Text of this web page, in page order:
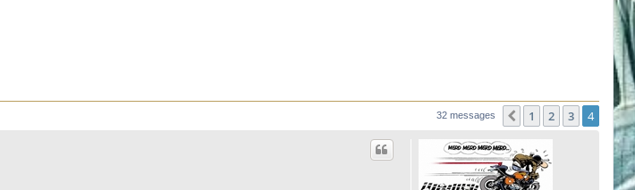
32 messages Précédente
1 2 3 4